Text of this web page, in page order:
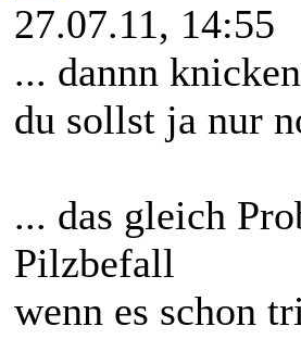
27.07.11, 14:55
... dannn
du sollst ja nur
... das gleich
Pilzbefall
wenn es schon